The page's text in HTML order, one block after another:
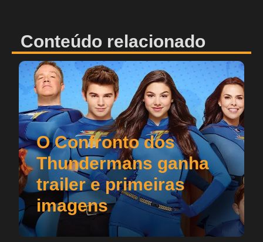
Conteúdo relacionado
O Confronto dos
Thundermans ganha
trailer e primeiras
imagens